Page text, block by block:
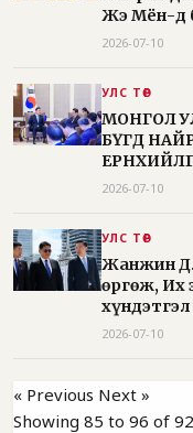
Жэ Мён-д
2026-07-10
УЛС ТӨР
МОНГОЛ
БҮГД
2026-07-10
УЛС ТӨР
Жанжин
өргөж, Их
хүндэтгэл
2026-07-10
« Previous Next »
Showing 85 to 96 of